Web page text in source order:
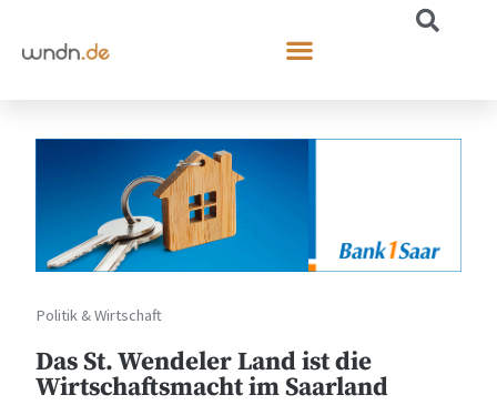
Politik & Wirtschaft
Das St. Wendeler Land ist die
Wirtschaftsmacht im Saarland